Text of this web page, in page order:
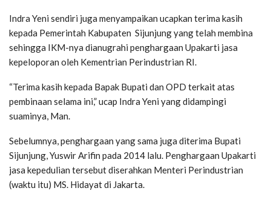
Indra Yeni sendiri juga menyampaikan ucapkan terima kasih
kepada Pemerintah Kabupaten Sijunjung yang telah membina
sehingga IKM-nya dianugrahi penghargaan Upakarti jasa
kepeloporan oleh Kementrian Perindustrian RI.
“Terima kasih kepada Bapak Bupati dan OPD terkait atas
pembinaan selama ini,” ucap Indra Yeni yang didampingi
suaminya, Man.
Sebelumnya, penghargaan yang sama juga diterima Bupati
Sijunjung, Yuswir Arifin pada 2014 lalu. Penghargaan Upakarti
jasa kepedulian tersebut diserahkan Menteri Perindustrian
(waktu itu) MS. Hidayat di Jakarta.